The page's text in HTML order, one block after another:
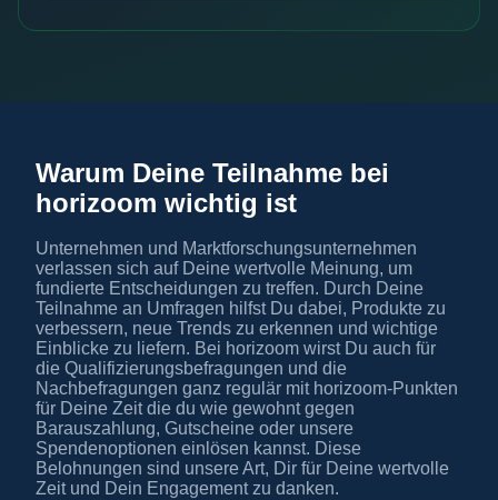
Warum Deine Teilnahme bei
horizoom wichtig ist
Unternehmen und Marktforschungsunternehmen
verlassen sich auf Deine wertvolle Meinung, um
fundierte Entscheidungen zu treffen. Durch Deine
Teilnahme an Umfragen hilfst Du dabei, Produkte zu
verbessern, neue Trends zu erkennen und wichtige
Einblicke zu liefern. Bei horizoom wirst Du auch für
die Qualifizierungsbefragungen und die
Nachbefragungen ganz regulär mit horizoom-Punkten
für Deine Zeit die du wie gewohnt gegen
Barauszahlung, Gutscheine oder unsere
Spendenoptionen einlösen kannst. Diese
Belohnungen sind unsere Art, Dir für Deine wertvolle
Zeit und Dein Engagement zu danken.